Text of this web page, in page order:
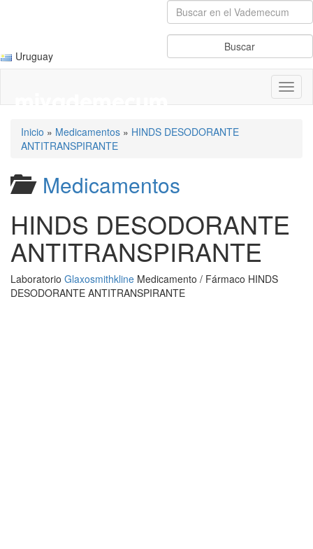
Uruguay
Inicio » Medicamentos » HINDS DESODORANTE
ANTITRANSPIRANTE
Medicamentos
HINDS DESODORANTE
ANTITRANSPIRANTE
Laboratorio Glaxosmithkline Medicamento / Fármaco HINDS
DESODORANTE ANTITRANSPIRANTE